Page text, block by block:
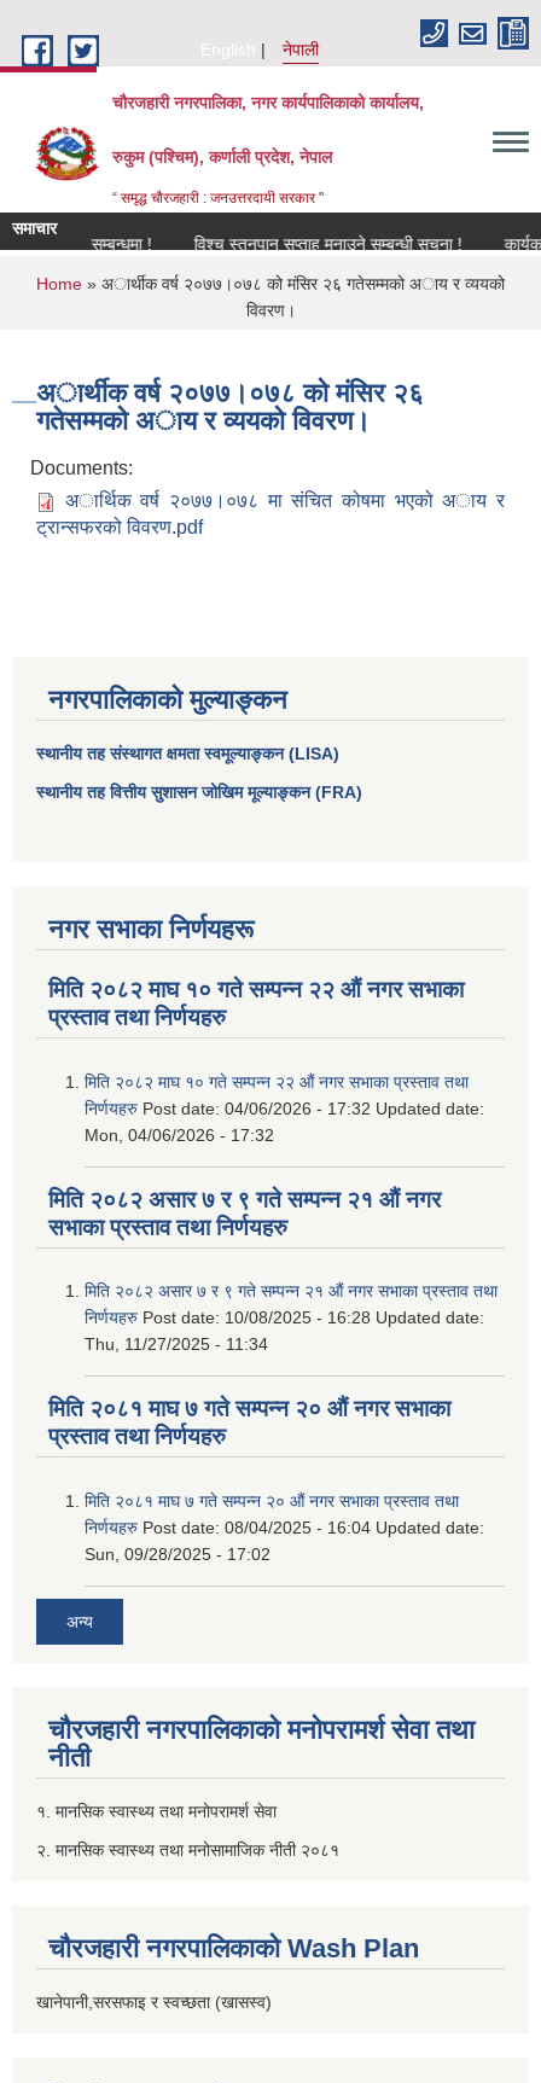
English
नेपाली
चौरजहारी नगरपालिका, नगर कार्यपालिकाको कार्यालय,
रुकुम (पश्चिम), कर्णाली प्रदेश, नेपाल
“ समृद्ध चौरजहारी : जनउत्तरदायी सरकार "
समाचार
सम्बन्धमा !
विश्च स्तनपान सप्ताह मनाउने सम्बन्धी सूचना !
You are here
Home » अार्थीक वर्ष २०७७।०७८ को मंसिर २६ गतेसम्मको अाय र व्ययको
विवरण।
अार्थीक वर्ष २०७७।०७८ को मंसिर २६
गतेसम्मको अाय र व्ययको विवरण।
Documents:
अार्थिक वर्ष २०७७।०७८ मा संचित कोषमा भएको अाय र
ट्रान्सफरको विवरण.pdf
नगरपालिकाको मुल्याङ्कन
स्थानीय तह संस्थागत क्षमता स्वमूल्याङ्कन (LISA)
स्थानीय तह वित्तीय सुशासन जोखिम मूल्याङ्कन (FRA)
नगर सभाका निर्णयहरू
मिति २०८२ माघ १० गते सम्पन्न २२ औं नगर सभाका
प्रस्ताव तथा निर्णयहरु
मिति २०८२ माघ १० गते सम्पन्न २२ औं नगर सभाका प्रस्ताव तथा
निर्णयहरु Post date: 04/06/2026 - 17:32 Updated date:
Mon, 04/06/2026 - 17:32
मिति २०८२ असार ७ र ९ गते सम्पन्न २१ औं नगर
सभाका प्रस्ताव तथा निर्णयहरु
मिति २०८२ असार ७ र ९ गते सम्पन्न २१ औं नगर सभाका प्रस्ताव तथा
निर्णयहरु Post date: 10/08/2025 - 16:28 Updated date:
Thu, 11/27/2025 - 11:34
मिति २०८१ माघ ७ गते सम्पन्न २० औं नगर सभाका
प्रस्ताव तथा निर्णयहरु
मिति २०८१ माघ ७ गते सम्पन्न २० औं नगर सभाका प्रस्ताव तथा
निर्णयहरु Post date: 08/04/2025 - 16:04 Updated date:
Sun, 09/28/2025 - 17:02
अन्य
चौरजहारी नगरपालिकाको मनोपरामर्श सेवा तथा
नीती
१. मानसिक स्वास्थ्य तथा मनोपरामर्श सेवा
२. मानसिक स्वास्थ्य तथा मनोसामाजिक नीती २०८१
चौरजहारी नगरपालिकाको Wash Plan
खानेपानी,सरसफाइ र स्वच्छता (खासस्व)